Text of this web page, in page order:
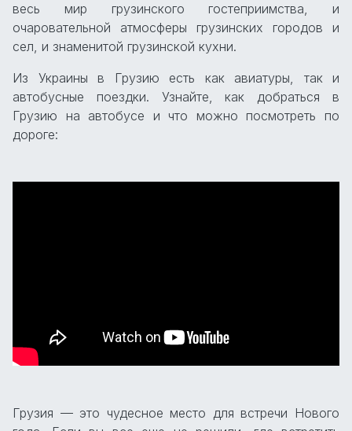
весь мир грузинского гостеприимства, и
очаровательной атмосферы грузинских городов и
сел, и знаменитой грузинской кухни.
Из Украины в Грузию есть как авиатуры, так и
автобусные поездки. Узнайте, как добраться в
Грузию на автобусе и что можно посмотреть по
дороге:
Грузия — это чудесное место для встречи Нового